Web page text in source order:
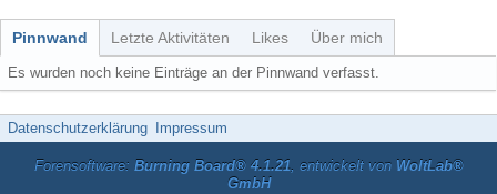
Pinnwand Letzte Aktivitäten Likes Über mich
Es wurden noch keine Einträge an der Pinnwand verfasst.
Datenschutzerklärung Impressum
Forensoftware: Burning Board® 4.1.21, entwickelt von WoltLab®
GmbH